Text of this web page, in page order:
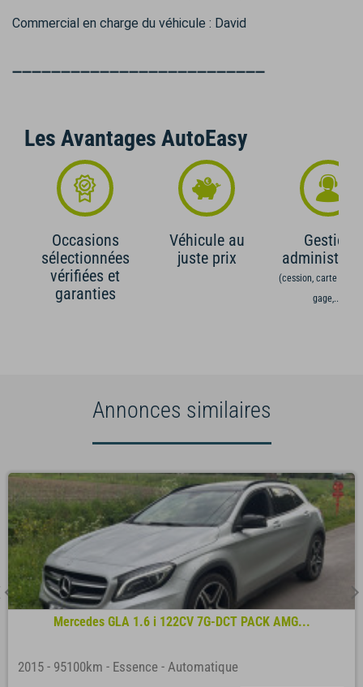
Commercial en charge du véhicule : David
➖➖➖➖➖➖➖➖➖➖➖➖➖➖➖➖➖➖➖➖➖➖➖➖➖➖
Les Avantages AutoEasy
Occasions
sélectionnées
vérifiées et
garanties
Véhicule au
juste prix
Gestion
(cession, carte grise,
gage,...)
Annonces similaires
Mercedes GLA 1.6 i 122CV 7G-DCT PACK AMG...
2015 - 95100km - Essence - Automatique